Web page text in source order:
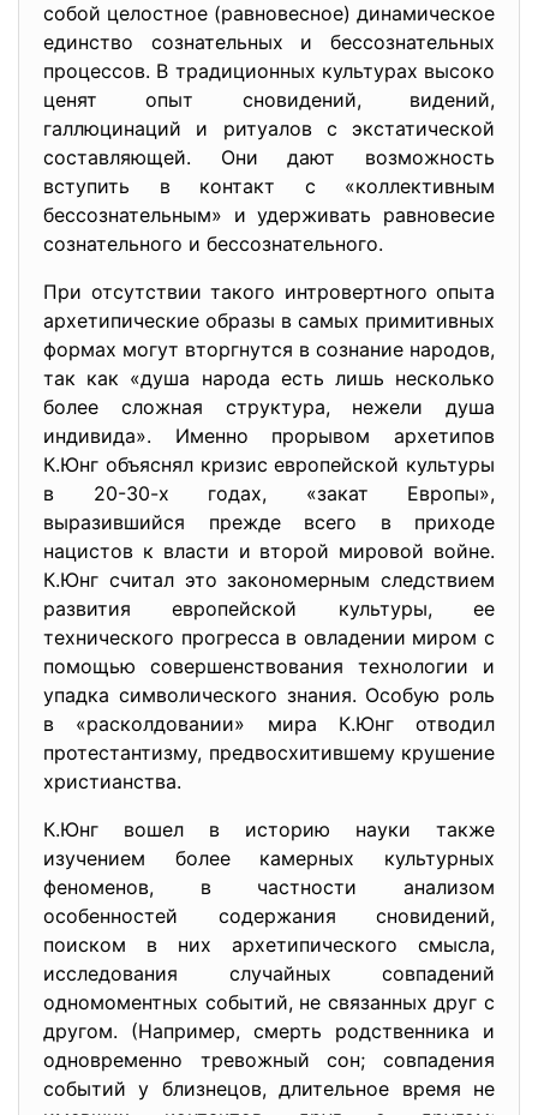
собой целостное (равновесное) динамическое
единство сознательных и бессознательных
процессов. В традиционных культурах высоко
ценят опыт сновидений, видений,
галлюцинаций и ритуалов с экстатической
составляющей. Они дают возможность
вступить в контакт с «коллективным
бессознательным» и удерживать равновесие
сознательного и бессознательного.
При отсутствии такого интровертного опыта
архетипические образы в самых примитивных
формах могут вторгнутся в сознание народов,
так как «душа народа есть лишь несколько
более сложная структура, нежели душа
индивида». Именно прорывом архетипов
К.Юнг объяснял кризис европейской культуры
в 20-30-х годах, «закат Европы»,
выразившийся прежде всего в приходе
нацистов к власти и второй мировой войне.
К.Юнг считал это закономерным следствием
развития европейской культуры, ее
технического прогресса в овладении миром с
помощью совершенствования технологии и
упадка символического знания. Особую роль
в «расколдовании» мира К.Юнг отводил
протестантизму, предвосхитившему крушение
христианства.
К.Юнг вошел в историю науки также
изучением более камерных культурных
феноменов, в частности анализом
особенностей содержания сновидений,
поиском в них архетипического смысла,
исследования случайных совпадений
одномоментных событий, не связанных друг с
другом. (Например, смерть родственника и
одновременно тревожный сон; совпадения
событий у близнецов, длительное время не